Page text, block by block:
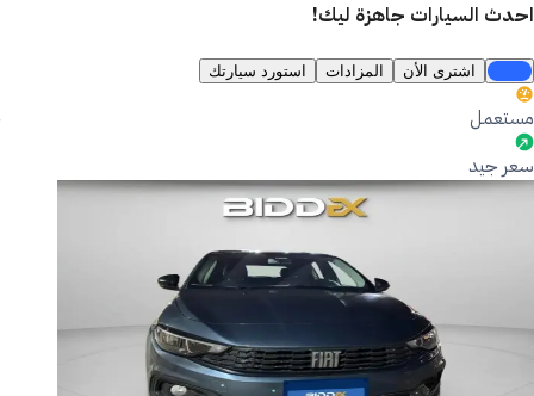
احدث السيارات جاهزة ليك!
اشترى الأن المزادات استورد سيارتك
مستعمل
سعر جيد